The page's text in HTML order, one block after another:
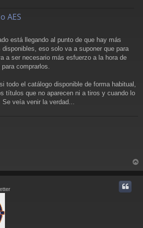
AES
está llegando al punto de que hay más
eso solo va a suponer que para
a ser necesario más esfuerzo a la hora de
comprarlos.
todo el catálogo disponible de forma habitual,
títulos que no aparecen ni a tiros y cuando lo
Se veía venir la verdad...
r